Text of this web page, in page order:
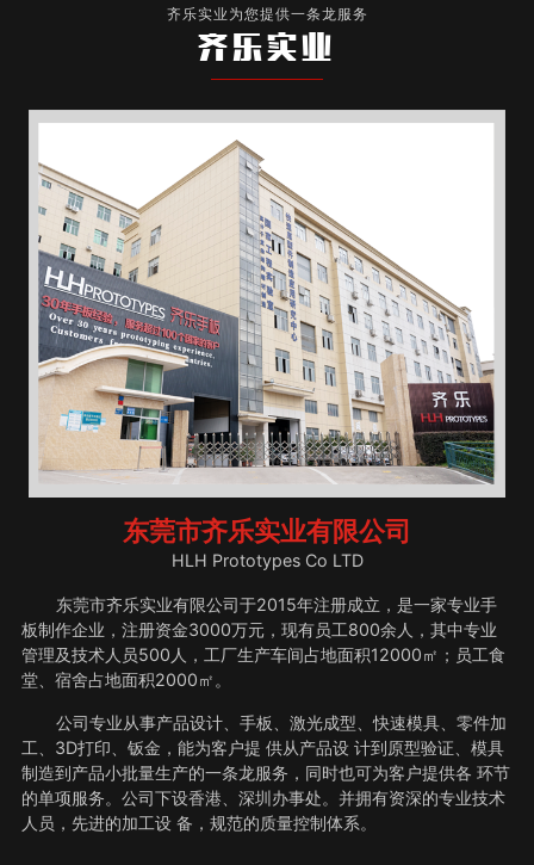
齐乐实业为您提供一条龙服务
齐乐实业
东莞市齐乐实业有限公司
HLH Prototypes Co LTD
东莞市齐乐实业有限公司于2015年注册成立，是一家专业手
板制作企业，注册资金3000万元，现有员工800余人，其中专业
管理及技术人员500人，工厂生产车间占地面积12000㎡；员工食
堂、宿舍占地面积2000㎡。
公司专业从事产品设计、手板、激光成型、快速模具、零件加
工、3D打印、钣金，能为客户提 供从产品设 计到原型验证、模具
制造到产品小批量生产的一条龙服务，同时也可为客户提供各 环节
的单项服务。公司下设香港、深圳办事处。并拥有资深的专业技术
人员，先进的加工设 备，规范的质量控制体系。